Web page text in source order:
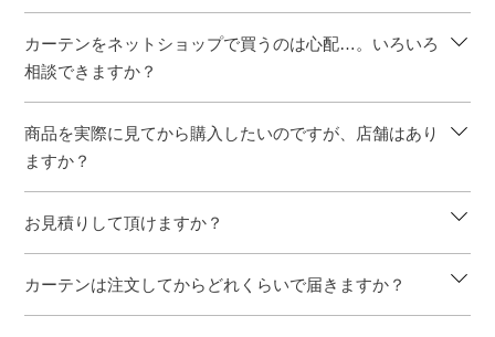
カーテンをネットショップで買うのは心配…。いろいろ
相談できますか？
商品を実際に見てから購入したいのですが、店舗はあり
ますか？
お見積りして頂けますか？
カーテンは注文してからどれくらいで届きますか？